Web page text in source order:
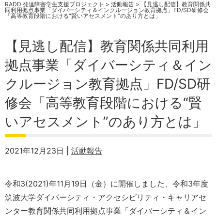
RADD 発達障害学生支援プロジェクト > 活動報告 >
【見逃し配信】教育関係共
同利用拠点事業「ダイバーシティ＆インクルージョン教育拠点」FD/SD研修会
「高等教育段階における“賢いアセスメント”のあり方とは」
【見逃し配信】教育関係共同利用
拠点事業「ダイバーシティ＆イン
クルージョン教育拠点」FD/SD研
修会「高等教育段階における“賢
いアセスメント”のあり方とは」
2021年12月23日 | 活動報告
令和3(2021)年11月19日（金）に開催しました、令和3年度
筑波大学ダイバーシティ・アクセシビリティ・キャリアセ
ンター教育関係共同利用拠点事業「ダイバーシティ＆イン